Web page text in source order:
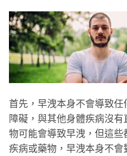
首先，早洩本身不會導致任
障礙，與其他身體疾病沒
物可能會導致早洩，但這
疾病或藥物，早洩本身不會